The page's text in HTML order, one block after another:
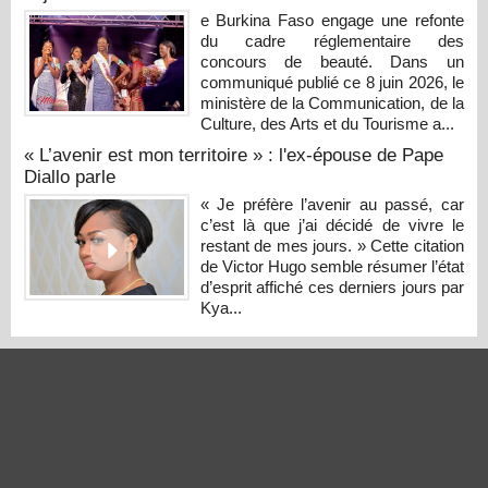
e Burkina Faso engage une refonte
du cadre réglementaire des
concours de beauté. Dans un
communiqué publié ce 8 juin 2026, le
ministère de la Communication, de la
Culture, des Arts et du Tourisme a...
« L’avenir est mon territoire » : l'ex-épouse de Pape
Diallo parle
« Je préfère l’avenir au passé, car
c’est là que j’ai décidé de vivre le
restant de mes jours. » Cette citation
de Victor Hugo semble résumer l’état
d’esprit affiché ces derniers jours par
Kya...